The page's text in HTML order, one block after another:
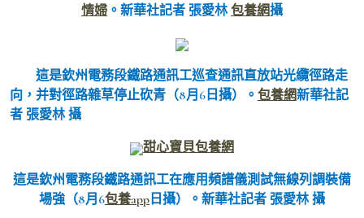
情婦 。新華社記者 張愛林包養網攝
這是欽州電務段鐵路通訊工巡查通訊直放站光纜徑路走
向，并對徑路雜草停止砍青（8月6日攝）。 包養網新華社記
者 張愛林 攝
甜心寶貝包養網
這是欽州電務段鐵路通訊工在應用頻譜儀測試無線列調裝備
場強（8月6包養app 日攝）。新華社記者 張愛林 攝